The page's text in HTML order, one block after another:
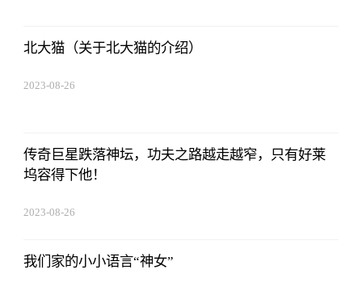
北大猫（关于北大猫的介绍）
2023-08-26
传奇巨星跌落神坛，功夫之路越走越窄，只有好莱
坞容得下他！
2023-08-26
我们家的小小语言“神女”